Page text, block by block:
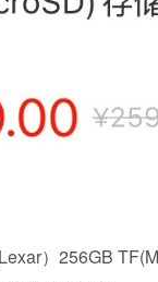
）256GB